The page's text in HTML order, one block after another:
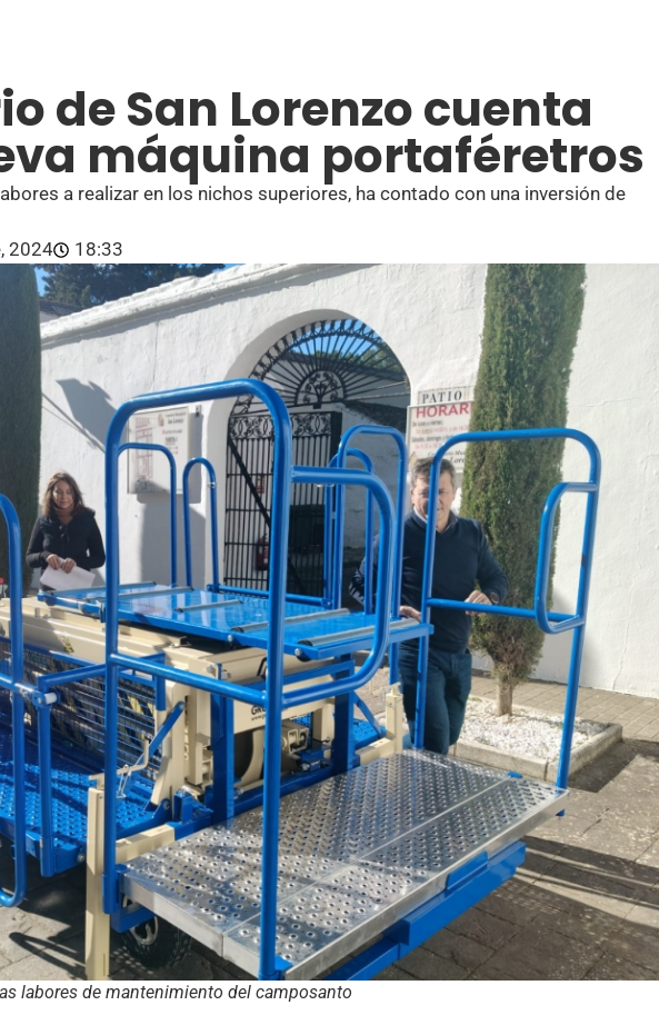
de San Lorenzo cuenta
máquina portaféretros
a realizar en los nichos superiores, ha contado con una inversión de
2024 18:33
labores de mantenimiento del camposanto